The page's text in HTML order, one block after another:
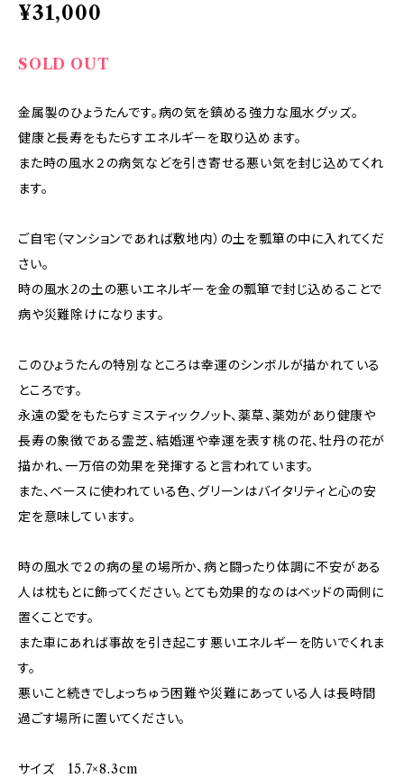
¥31,000
SOLD OUT
金属製のひょうたんです。病の気を鎮める強力な風水グッズ。
健康と長寿をもたらすエネルギーを取り込めます。
また時の風水２の病気などを引き寄せる悪い気を封じ込めてくれ
ます。
ご自宅（マンションであれば敷地内）の土を瓢箪の中に入れてくだ
さい。
時の風水2の土の悪いエネルギーを金の瓢箪で封じ込めることで
病や災難除けになります。
このひょうたんの特別なところは幸運のシンボルが描かれている
ところです。
永遠の愛をもたらすミスティックノット、薬草、薬効があり健康や
長寿の象徴である霊芝、結婚運や幸運を表す桃の花、牡丹の花が
描かれ、一万倍の効果を発揮すると言われています。
また、ベースに使われている色、グリーンはバイタリティと心の安
定を意味しています。
時の風水で２の病の星の場所か、病と闘ったり体調に不安がある
人は枕もとに飾ってください。とても効果的なのはベッドの両側に
置くことです。
また車にあれば事故を引き起こす悪いエネルギーを防いでくれま
す。
悪いこと続きでしょっちゅう困難や災難にあっている人は長時間
過ごす場所に置いてください。
サイズ 15.7×8.3cm